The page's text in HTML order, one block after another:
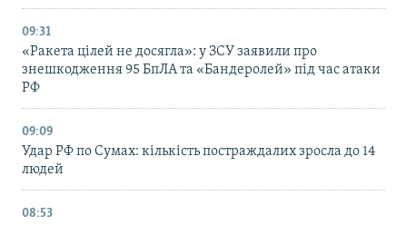
09:31
«Ракета цілей не досягла»: у ЗСУ заявили про
знешкодження 95 БпЛА та «Бандеролей» під час атаки
РФ
09:09
Удар РФ по Сумах: кількість постраждалих зросла до 14
людей
08:53